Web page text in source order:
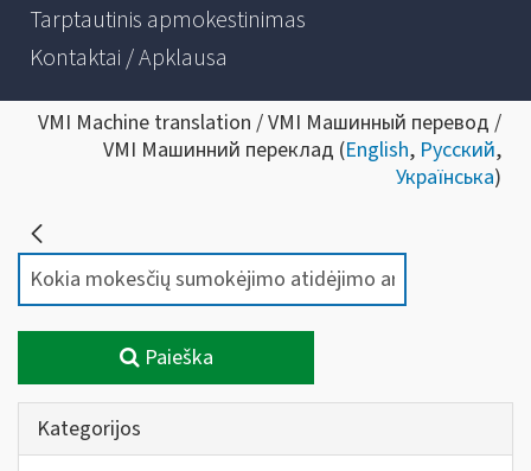
Tarptautinis apmokestinimas
Kontaktai / Apklausa
VMI Machine translation / VMI Машинный перевод /
VMI Машинний переклад (English, Русский,
Українська)
Paieška
Kategorijos